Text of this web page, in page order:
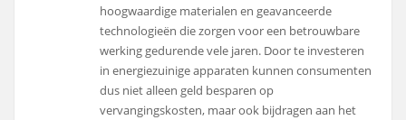
hoogwaardige materialen en geavanceerde
technologieën die zorgen voor een betrouwbare
werking gedurende vele jaren. Door te investeren
in energiezuinige apparaten kunnen consumenten
dus niet alleen geld besparen op
vervangingskosten, maar ook bijdragen aan het